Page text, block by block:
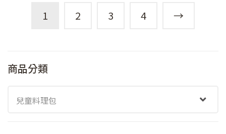
1 2 3 4 →
商品分類
兒童料理包